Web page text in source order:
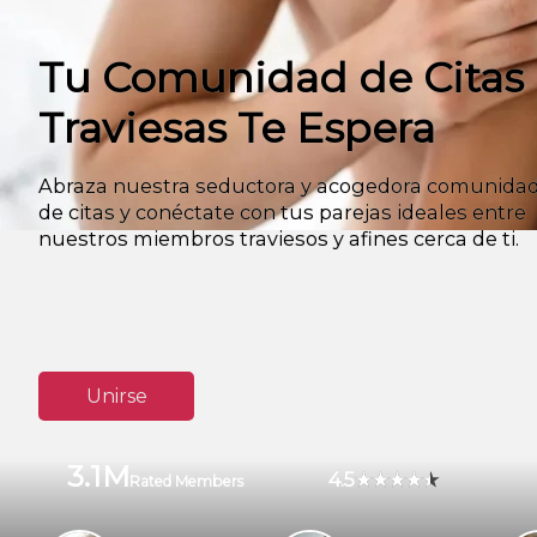
Tu Comunidad de Citas
Traviesas Te Espera
Abraza nuestra seductora y acogedora
de citas y conéctate con tus parejas ideales entre
nuestros miembros traviesos y afines cerca de ti.
Unirse
3.1MRated Members 4.5